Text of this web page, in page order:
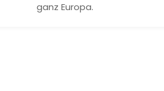
ganz Europa.